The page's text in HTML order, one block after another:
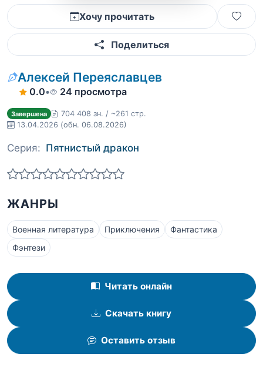
Хочу прочитать
Поделиться
Алексей Переяславцев
0.0• 24 просмотра
Завершена
704 408 зн. / ~261 стр.
13.04.2026 (обн. 06.08.2026)
Серия: Пятнистый дракон
ЖАНРЫ
Военная литература Приключения
Фантастика
Фэнтези
Читать онлайн
Скачать книгу
Оставить отзыв